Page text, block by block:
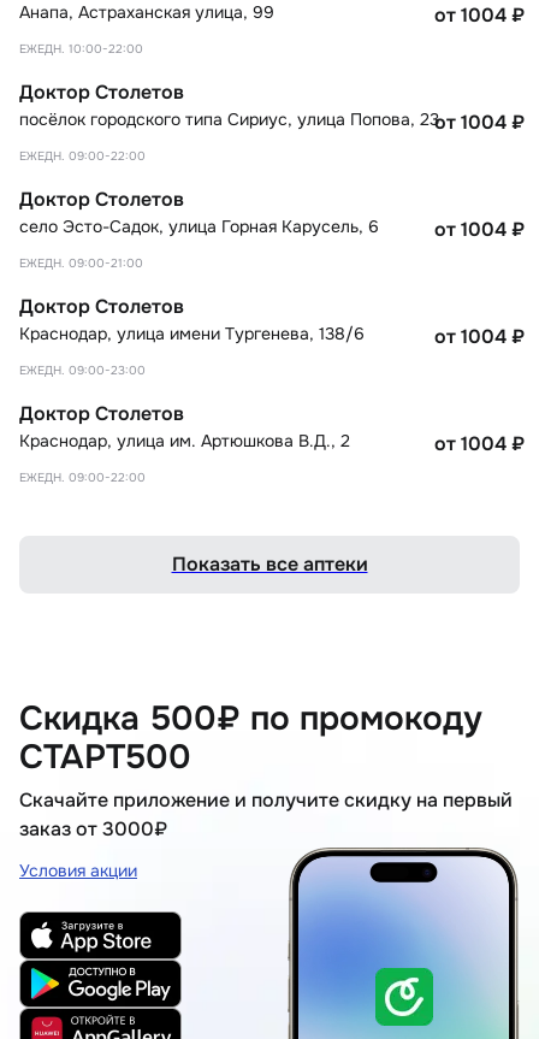
Анапа, Астраханская улица, 99
ЕЖЕДН. 10:00-22:00
от 1004₽
Доктор Столетов
посёлок городского типа Сириус, улица Попова, 23
ЕЖЕДН. 09:00-22:00
от 1004₽
Доктор Столетов
село Эсто-Садок, улица Горная Карусель, 6
ЕЖЕДН. 09:00-21:00
от 1004₽
Доктор Столетов
Краснодар, улица имени Тургенева, 138/6
ЕЖЕДН. 09:00-23:00
от 1004₽
Доктор Столетов
Краснодар, улица им. Артюшкова В.Д., 2
ЕЖЕДН. 09:00-22:00
от 1004₽
Показать все аптеки
Скидка 500₽ по промокоду
СТАРТ500
Скачайте приложение и получите скидку на первый
заказ от 3000₽
Условия акции